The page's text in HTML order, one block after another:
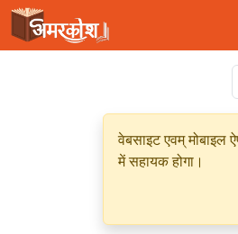
वेबसाइट एवम् मोबाइल
में सहायक होगा।